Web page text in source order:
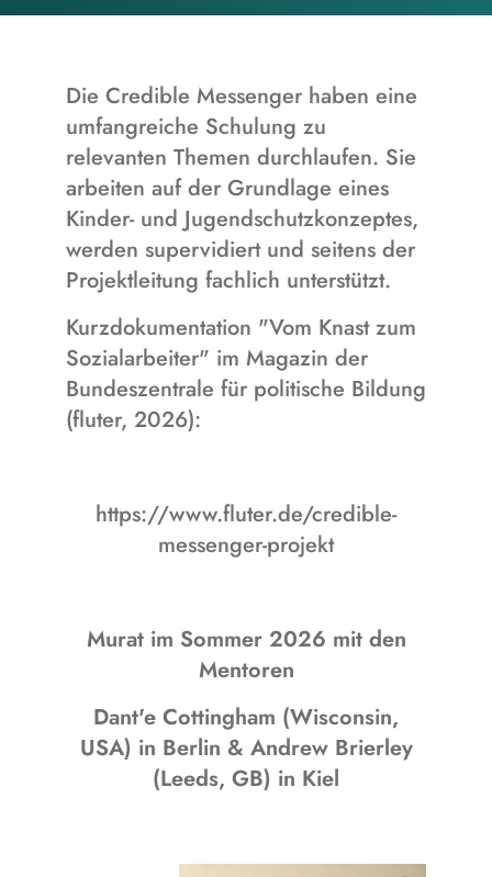
Die Credible Messenger haben eine
umfangreiche Schulung zu
relevanten Themen durchlaufen. Sie
arbeiten auf der Grundlage eines
Kinder- und Jugendschutzkonzeptes,
werden supervidiert und seitens der
Projektleitung fachlich unterstützt.
Kurzdokumentation "Vom Knast zum
Sozialarbeiter" im Magazin der
Bundeszentrale für politische Bildung
(fluter, 2026):
https://www.fluter.de/credible-
messenger-projekt
Murat im Sommer 2026 mit den
Mentoren
Dant'e Cottingham (Wisconsin,
USA) in Berlin & Andrew Brierley
(Leeds, GB) in Kiel